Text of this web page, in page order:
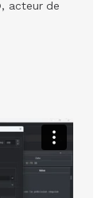
acteur de